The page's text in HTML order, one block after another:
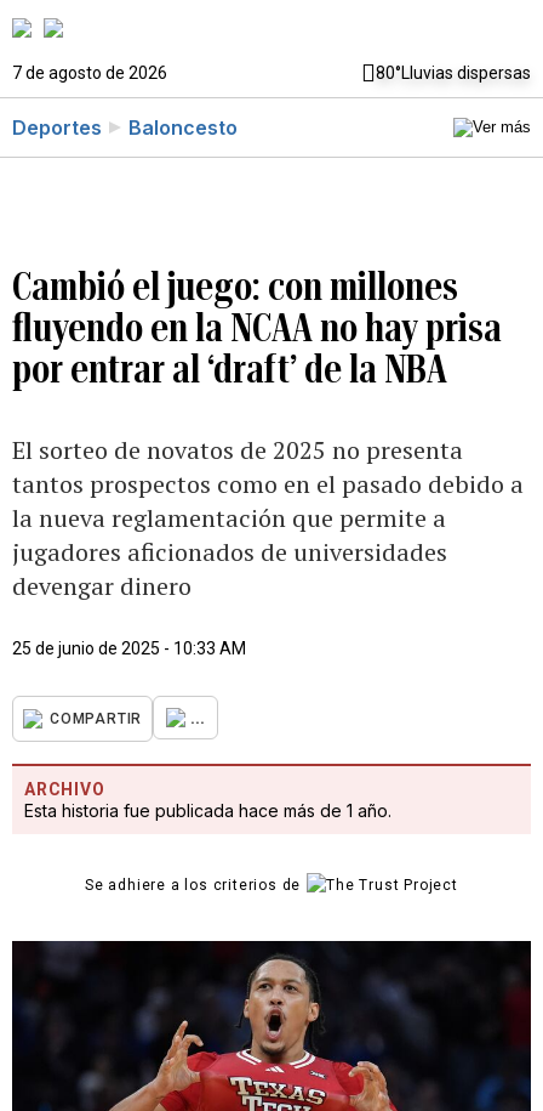
7 de agosto de 2026 80°Lluvias dispersas
Deportes Baloncesto
Cambió el juego: con millones
fluyendo en la NCAA no hay prisa
por entrar al ‘draft’ de la NBA
El sorteo de novatos de 2025 no presenta
tantos prospectos como en el pasado debido a
la nueva reglamentación que permite a
jugadores aficionados de universidades
devengar dinero
25 de junio de 2025 - 10:33 AM
COMPARTIR ...
ARCHIVO
Esta historia fue publicada hace más de 1 año.
Se adhiere a los criterios de